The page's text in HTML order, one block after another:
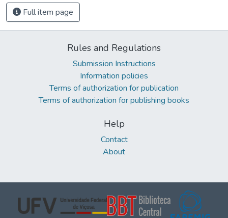
Full item page
Rules and Regulations
Submission Instructions
Information policies
Terms of authorization for publication
Terms of authorization for publishing books
Help
Contact
About